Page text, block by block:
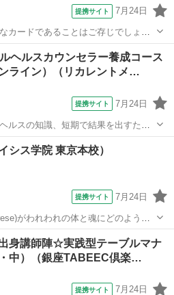
提携サイト 7月24日
カードであることはご存じでしょう
を学ぼうと思って、何度か挫折した
インを今に伝えるマルセイユ・タロ
。ちょっ...
ヘルスカウンセラー養成コース
ライン）（リカレントメ…
提携サイト 7月24日
ルスの知識、短期で結果を出すため
ンセリングを行うにあたって役立つ
、メンタル不調の方への対処方法だ
止や予防...
シス学院 東京本校）
提携サイト 7月24日
がわれわれの体と魂にどのように
ことを目指し ています。 体に響かせ
し、驚くほど早く体の調律が行われ
身講師陣☆実践型テーブルマナ
中）（銀座TABEEC倶楽…
提携サイト 7月24日